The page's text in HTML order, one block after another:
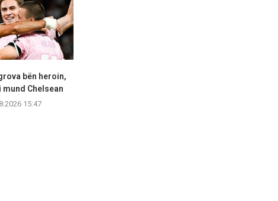
bën heroin,
Chelsean
15:47